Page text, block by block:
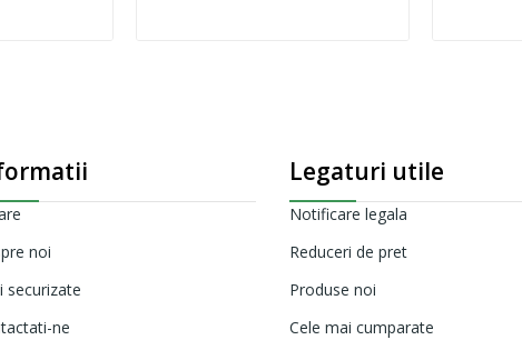
noi
securizate
ne
Legaturi utile
Notificare legala
Reduceri de pret
Produse noi
Cele mai cumparate